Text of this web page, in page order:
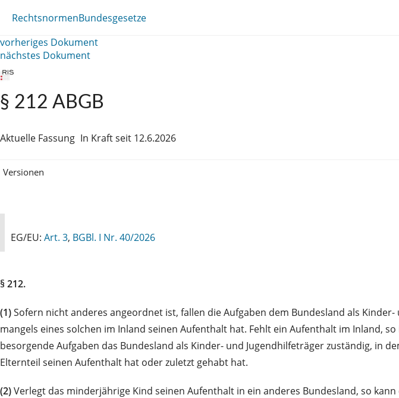
RechtsnormenBundesgesetze
vorheriges Dokument
nächstes Dokument
§ 212 ABGB
Aktuelle Fassung In Kraft seit 12.6.2026
Versionen
EG/EU: Art. 3, BGBl. I Nr. 40/2026
§ 212.
(1)Sofern nicht anderes angeordnet ist, fallen die Aufgaben dem Bundesland als
mangels eines solchen im Inland seinen Aufenthalt hat. Fehlt ein Aufenthalt im Inland,
besorgende Aufgaben das Bundesland als Kinder- und Jugendhilfeträger zuständig, in
Elternteil seinen Aufenthalt hat oder zuletzt gehabt hat.
(2)Verlegt das minderjährige Kind seinen Aufenthalt in ein anderes Bundesland, so